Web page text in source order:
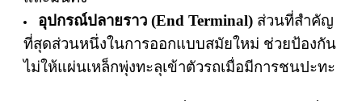
อุปกรณ์ปลายราว (End Terminal) ส่วนที่สำคัญ
ที่สุดส่วนหนึ่งในการออกแบบสมัยใหม่ ช่วยป้องกัน
ไม่ให้แผ่นเหล็กพุ่งทะลุเข้าตัวรถเมื่อมีการชนปะทะ